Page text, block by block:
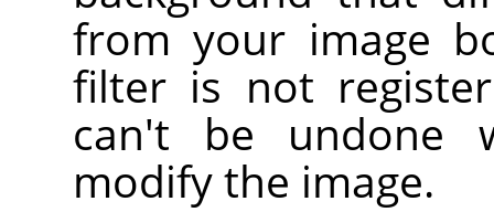
from your image
filter is not
can't be
modify the image.